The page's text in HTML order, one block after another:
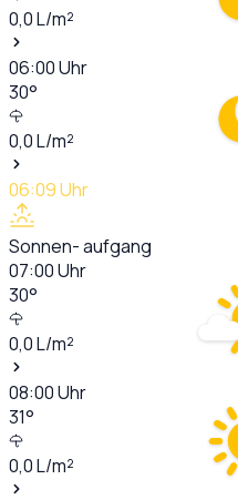
0,0L/m²
06:00Uhr
30°
0,0L/m²
06:09Uhr
Sonnen- aufgang
07:00Uhr
30°
0,0L/m²
08:00Uhr
31°
0,0L/m²